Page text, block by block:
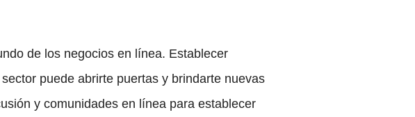
de los negocios en línea. Establecer
puede abrirte puertas y brindarte nuevas
y comunidades en línea para establecer